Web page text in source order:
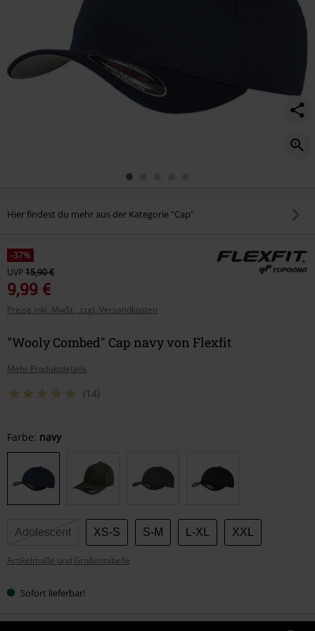
Hier findest du mehr aus der Kategorie "Cap"
-37%
UVP15,90 €
9,99 €
Preise inkl. MwSt., zzgl. Versandkosten
"Wooly Combed" Cap navy von Flexfit
Mehr Produktdetails
(14)
Wähle
deine
Größe
Farbe: navy
Adolescent XS-S S-M L-XL XXL
Artikelmaße und Größentabelle
Sofort lieferbar!